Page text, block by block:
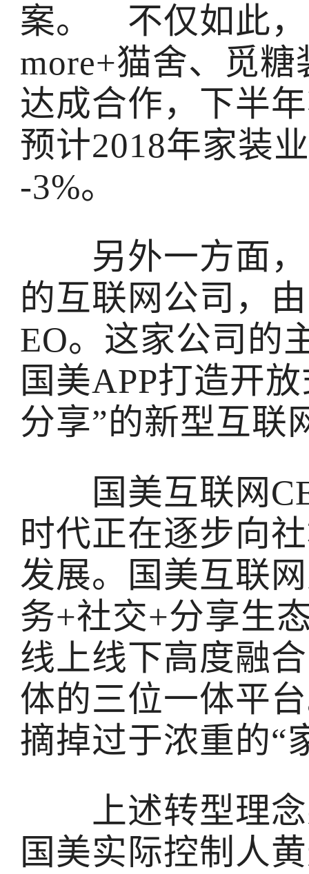
案。 不仅如此，
more+猫舍、觅
达成合作，下半
预计2018年家装
-3%。
另外一方面，
的互联网公司，
EO。这家公司的
国美APP打造开
分享”的新型互
国美互联网
时代正在逐步向
发展。国美互联
务+社交+分享生
线上线下高度融
体的三位一体平
摘掉过于浓重的“
上述转型理念
国美实际控制人